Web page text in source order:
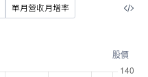
單月營收月增率